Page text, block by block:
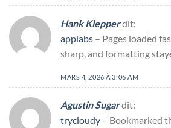
Hank Klepperdit:
applabs – Pages loaded
sharp, and formatting
MARS 4, 2026 À 3:06 AM
Agustin Sugardit:
trycloudy – Bookmarked